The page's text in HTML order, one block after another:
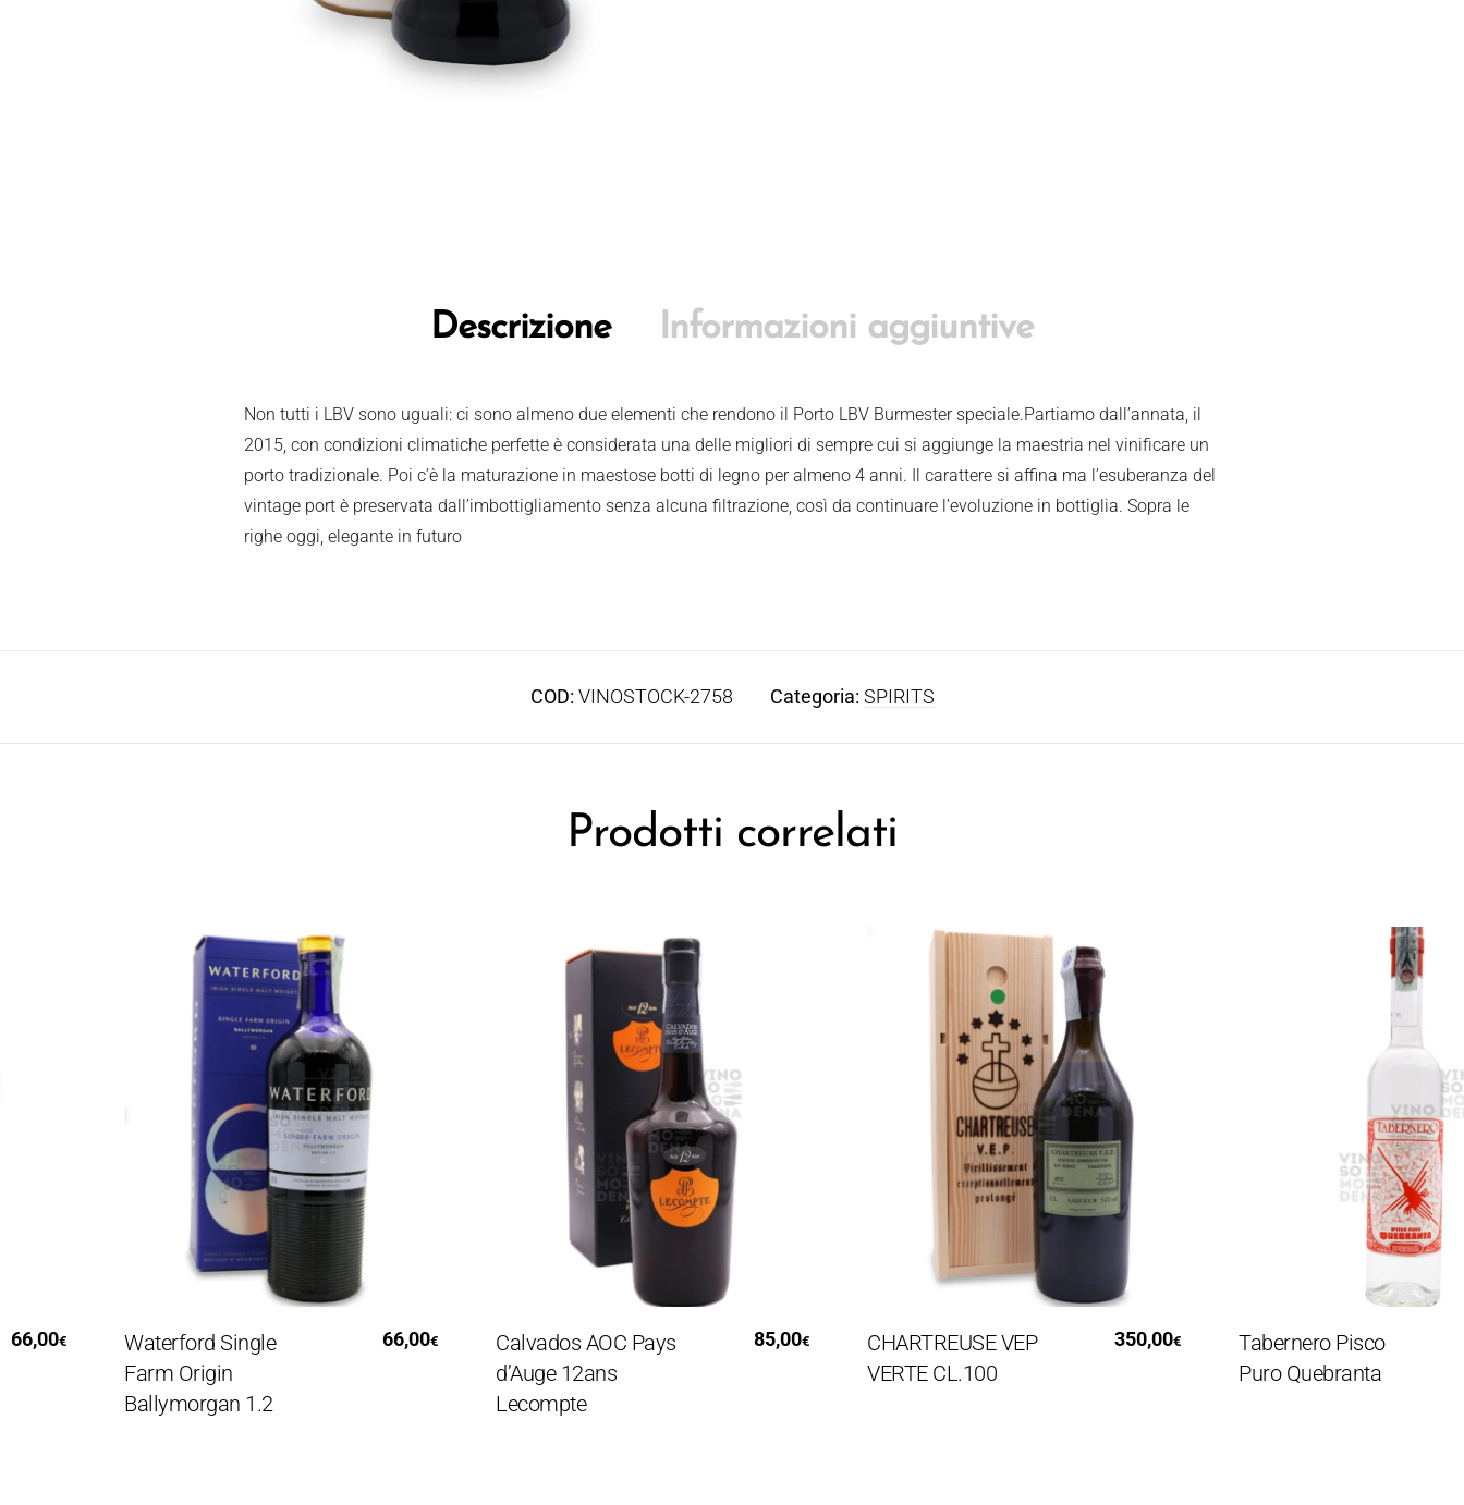
Descrizione Informazioni aggiuntive
Non tutti i LBV sono uguali: ci sono almeno due elementi che rendono il Porto LBV Burmester speciale.Partiamo dall’annata, il
2015, con condizioni climatiche perfette è considerata una delle migliori di sempre cui si aggiunge la maestria nel vinificare un
porto tradizionale. Poi c’è la maturazione in maestose botti di legno per almeno 4 anni. Il carattere si affina ma l’esuberanza del
vintage port è preservata dall’imbottigliamento senza alcuna filtrazione, così da continuare l’evoluzione in bottiglia. Sopra le
righe oggi, elegante in futuro
COD: VINOSTOCK-2758 Categoria: SPIRITS
Prodotti correlati
Calvados AOC Pays
d’Auge 12ans
Lecompte
85,00€
CHARTREUSE VEP
VERTE CL.100
350,00€
Tabernero Pisco
Puro Quebranta
€
Waterford Single
Farm Origin
Ballymorgan 1.2
66,00€